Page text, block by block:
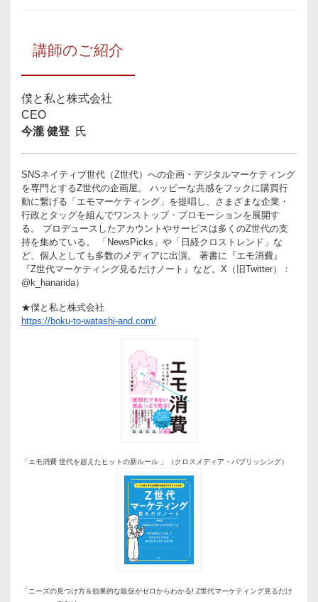
ビジネス・フォーラム事務局がこれまで培ってきたエグゼクテ
ィブ・マネジメント層向けの情報発信の第一線で活躍する講
師・参加者の生の声によるインサイトをもとに企画した“生きた
コンテンツ”を提供。
学びの改革をサポート
新たな学びの機会と学習意欲の高いビジネスパーソン同士のネ
講師のご紹介
僕と私と株式会社
CEO
今瀧 健登 氏
SNSネイティブ世代（Z世代）への企画・デジタルマーケティング
を専門とするZ世代の企画屋。 ハッピーな共感をフックに購買行
動に繋げる「エモマーケティング」を提唱し、さまざまな企業・
行政とタッグを組んでワンストップ・プロモーションを展開す
る。 プロデュースしたアカウントやサービスは多くのZ世代の支
持を集めている。 「NewsPicks」や「日経クロストレンド」な
ど、個人としても多数のメディアに出演。 著書に『エモ消費』
『Z世代マーケティング見るだけノート』など。X（旧Twitter）：
@k_hanarida）
★僕と私と株式会社
https://boku-to-watashi-and.com/
「エモ消費 世代を超えたヒットの新ルール 」（クロスメディア・パブリッシング）
「ニーズの見つけ方＆効果的な販促がゼロからわかる! Z世代マーケティング見るだけ